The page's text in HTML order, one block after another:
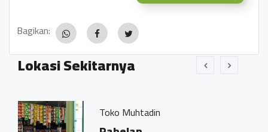
Bagikan:
Lokasi Sekitarnya
Toko Muhtadin